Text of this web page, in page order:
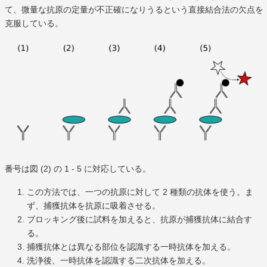
て、微量な抗原の定量が不正確になりうるという直接結合法の欠点を
克服している。
番号は図 (2) の 1 - 5 に対応している。
この方法では、一つの抗原に対して 2 種類の抗体を使う。ま
ず、捕獲抗体を抗原に吸着させる。
ブロッキング後に試料を加えると、抗原が捕獲抗体に結合す
る。
捕獲抗体とは異なる部位を認識する一時抗体を加える。
洗浄後、一時抗体を認識する二次抗体を加える。